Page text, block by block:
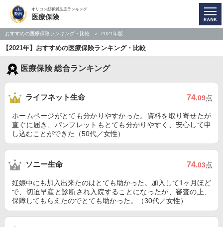
オリコン顧客満足度ランキング
医療保険
おすすめの医療保険ランキング・比較 2021年版
【2021年】おすすめの医療保険ランキング・比較
医療保険 総合ランキング
ライフネット生命 74.09点
ホームページがとても分かりやすかった。資料を取り寄せたが
直ぐに届き、パンフレットもとても分かりやすく、安心して申
し込むことができた（50代／女性）
ソニー生命 74.03点
妊娠中にも加入出来たのはとても助かった。加入して1ヶ月ほど
で、切迫早産と診断され入院することになったが、審査の上、
保障してもらえたのでとても助かった。（30代／女性）